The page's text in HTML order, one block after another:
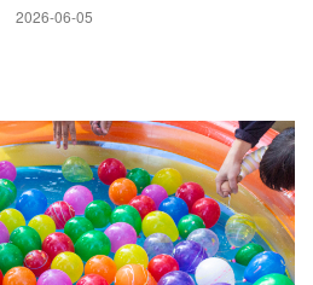
2026-06-05